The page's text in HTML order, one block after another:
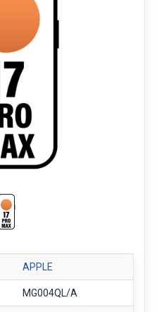
APPLE
MG004QL/A